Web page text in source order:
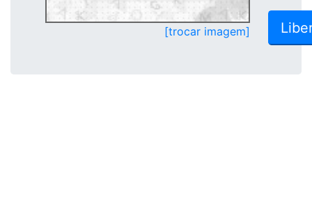
[trocar imagem]